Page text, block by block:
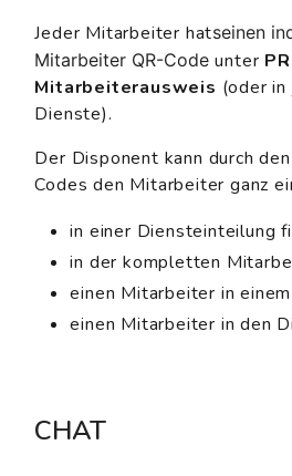
Jeder Mitarbeiter hatseinen
Mitarbeiter QR-Codeunter
Mitarbeiterausweis (oder
Dienste).
Der Disponent kann durch
Codes den Mitarbeiter ganz
in einer Diensteinteilung
in der kompletten
einen Mitarbeiter in
einen Mitarbeiter in den
CHAT